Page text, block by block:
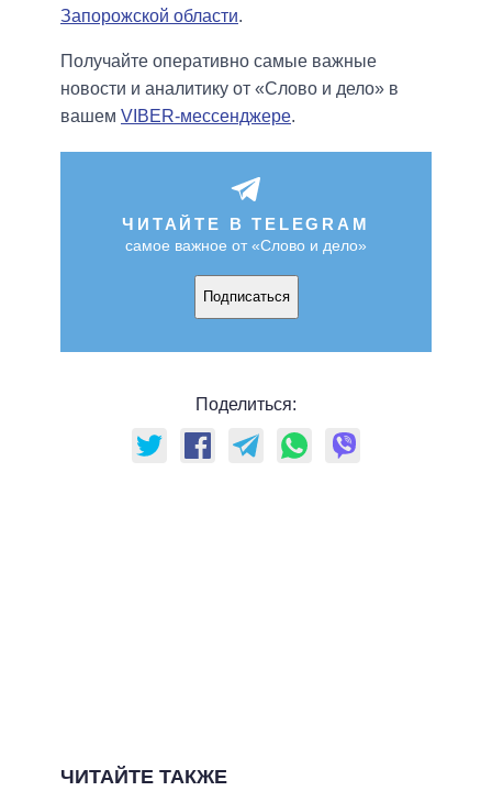
Запорожской области.
Получайте оперативно самые важные
новости и аналитику от «Слово и дело» в
вашем VIBER-мессенджере.
ЧИТАЙТЕ В TELEGRAM
самое важное от «Слово и дело»
Подписаться
Поделиться:
ЧИТАЙТЕ ТАКЖЕ